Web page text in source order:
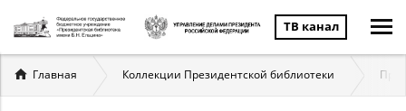
ТВ канал
Вы
здесь
Главная Коллекции Президентской библиотеки